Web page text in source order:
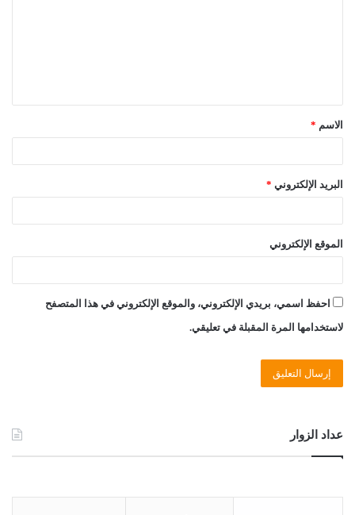
ق
*الاسم *
البريد الإلكتروني *
الموقع الإلكتروني
احفظ اسمي، بريدي الإلكتروني، والموقع الإلكتروني في هذا المتصفح
لاستخدامها المرة المقبلة في تعليقي.
عداد الزوار